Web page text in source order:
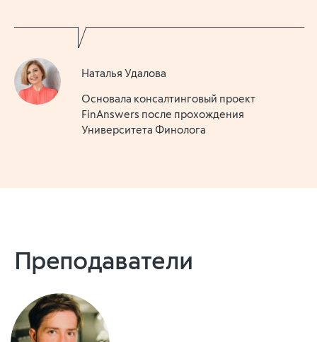
Наталья Удалова
Основала консалтинговый проект
FinAnswers после прохождения
Университета Финолога
Преподаватели